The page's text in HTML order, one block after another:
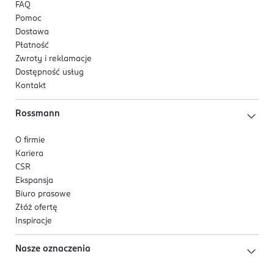
FAQ
Pomoc
Dostawa
Płatność
Zwroty i reklamacje
Dostępność usług
Kontakt
Rossmann
O firmie
Kariera
CSR
Ekspansja
Biuro prasowe
Złóż ofertę
Inspiracje
Nasze oznaczenia